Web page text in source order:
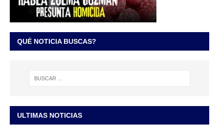
QUÉ NOTICIA BUSCAS?
ULTIMAS NOTICIAS